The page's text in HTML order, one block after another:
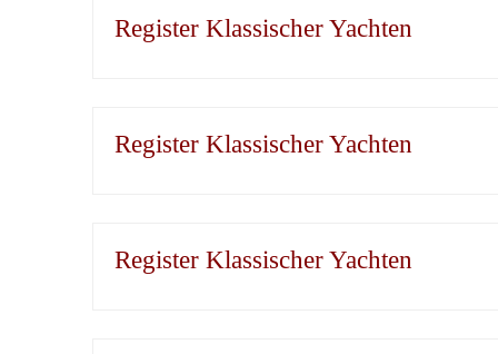
Register Klassischer Yachten
Register Klassischer Yachten
Register Klassischer Yachten